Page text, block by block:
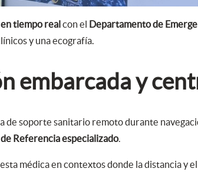
tiempo realcon el Departamento de
y una ecografía.
embarcada y
soporte sanitario remoto durante
Referencia especializado.
médica en contextos donde la distancia y